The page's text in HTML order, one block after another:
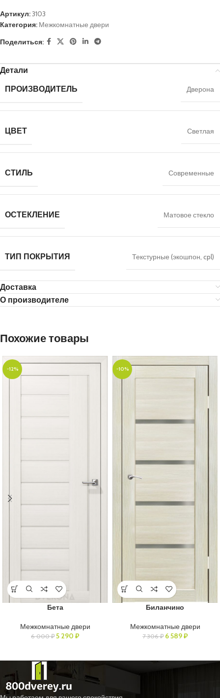
Артикул:3103
Категория: Межкомнатные двери
Поделиться:
Детали
ПРОИЗВОДИТЕЛЬ
Дверона
ЦВЕТ Светлая
СТИЛЬ Современные
ОСТЕКЛЕНИЕ Матовое стекло
ТИП ПОКРЫТИЯ Текстурные (экошпон, cpl)
Доставка
О производителе
Похожие товары
-12%
Бета
Межкомнатные двери
6 000₽ 5 290 ₽
-10%
Биланчино
Межкомнатные двери
7 306₽ 6 589₽